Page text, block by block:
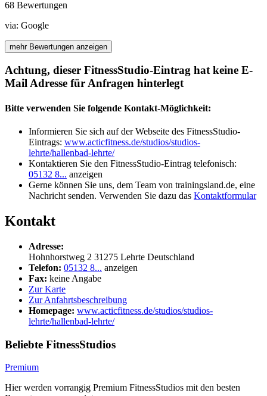
68 Bewertungen
via: Google
mehr Bewertungen anzeigen
Achtung, dieser FitnessStudio-Eintrag hat keine E-
Mail Adresse für Anfragen hinterlegt
Bitte verwenden Sie folgende Kontakt-Möglichkeit:
Informieren Sie sich auf der Webseite des FitnessStudio-
Eintrags: www.acticfitness.de/studios/studios-
lehrte/hallenbad-lehrte/
Kontaktieren Sie den FitnessStudio-Eintrag telefonisch:
05132 8... anzeigen
Gerne können Sie uns, dem Team von trainingsland.de, eine
Nachricht senden. Verwenden Sie dazu das Kontaktformular
Kontakt
Adresse:
Hohnhorstweg 2 31275 Lehrte Deutschland
Telefon: 05132 8... anzeigen
Fax: keine Angabe
Zur Karte
Zur Anfahrtsbeschreibung
Homepage: www.acticfitness.de/studios/studios-
lehrte/hallenbad-lehrte/
Beliebte FitnessStudios
Premium
Hier werden vorrangig Premium FitnessStudios mit den besten